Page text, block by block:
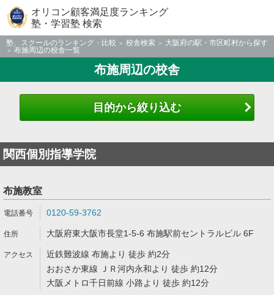
オリコン顧客満足度ランキング
塾・学習塾 検索
塾、スクールのランキング・比較 校舎検索
大阪府の駅・市区町村から探す
布施周辺の校舎一覧
布施周辺の校舎
目的から絞り込む
関西個別指導学院
布施教室
0120-59-3762
大阪府東大阪市長堂1-5-6 布施駅前セントラルビル 6F
近鉄難波線 布施より 徒歩 約2分
おおさか東線 ＪＲ河内永和より 徒歩 約12分
大阪メトロ千日前線 小路より 徒歩 約12分